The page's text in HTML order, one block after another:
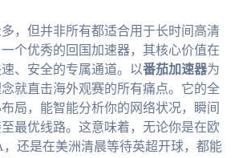
，但并非所有都适合用于长时间高清
个优秀的回国加速器，其核心价值在
、安全的专属通道。以番茄加速器为
就直击海外观赛的所有痛点。它的全
局，能智能分析你的网络状况，瞬间
最优线路。这意味着，无论你是在欧
还是在美洲清晨等待英超开球，都能